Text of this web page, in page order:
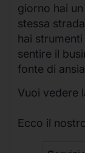
giorno hai
stessa
hai
sentire il
fonte di
Vuoi vedere
Ecco il